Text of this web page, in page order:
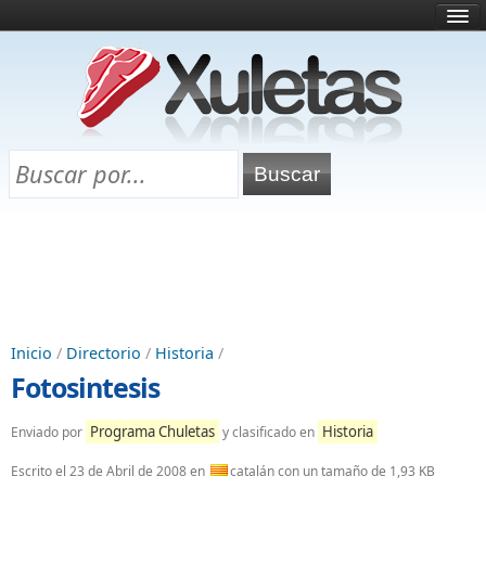
¿Qué es esto?
Directorio
Chuletas para exámenes
Inicio / Directorio / Historia /
Fotosintesis
Enviado por Programa Chuletas y clasificado en Historia
Escrito el 23 de Abril de 2008en catalán con un tamaño de 1,93 KB